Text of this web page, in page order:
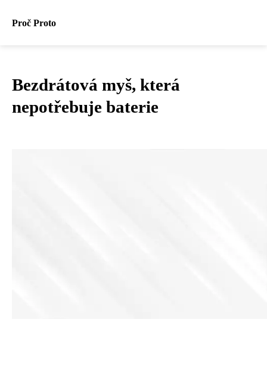
Proč Proto
Bezdrátová myš, která
nepotřebuje baterie